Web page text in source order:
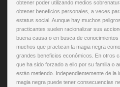
obtener poder utilizando medios
obtener beneficios personales, a veces
estatus social. Aunque hay muchos
practicantes suelen racionalizar sus
buena causa o en busca de
muchos que practican la magia negra
grandes beneficios económicos. En otros
que ha sido forzado a ello por su familia o
están metiendo. Independientemente de la
magia negra puede tener consecuencias